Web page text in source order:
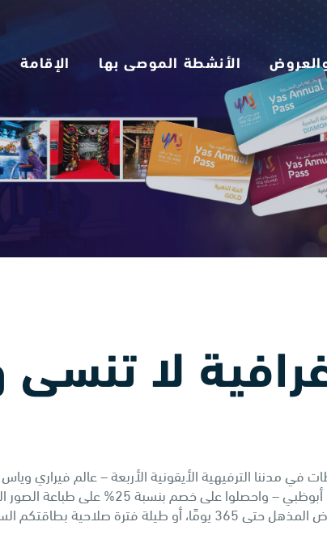
الأنشطة الموصى بها الإقامة
لا
مدننا الترفيهية الأيقونية الأربعة – عالم فيراري وياس
ووتروورلد وعالم وارنر براذرز وسي وورلد جزيرة ياس، أبوظبي – واحصلوا على خصم بنسبة
بطاقتكم السنوية.